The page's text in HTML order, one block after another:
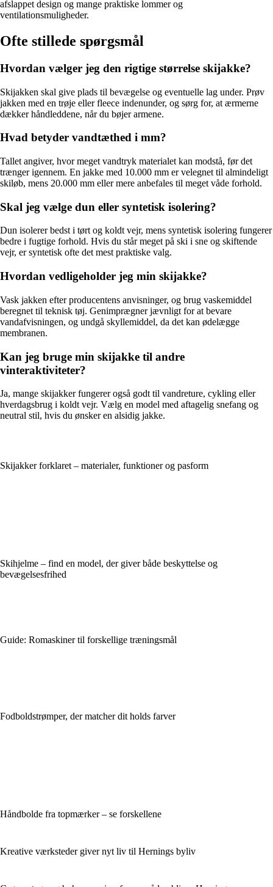
afslappet design og mange praktiske lommer og
ventilationsmuligheder.
Ofte stillede spørgsmål
Hvordan vælger jeg den rigtige størrelse skijakke?
Skijakken skal give plads til bevægelse og eventuelle lag under. Prøv
jakken med en trøje eller fleece indenunder, og sørg for, at ærmerne
dækker håndleddene, når du bøjer armene.
Hvad betyder vandtæthed i mm?
Tallet angiver, hvor meget vandtryk materialet kan modstå, før det
trænger igennem. En jakke med 10.000 mm er velegnet til almindeligt
skiløb, mens 20.000 mm eller mere anbefales til meget våde forhold.
Skal jeg vælge dun eller syntetisk isolering?
Dun isolerer bedst i tørt og koldt vejr, mens syntetisk isolering fungerer
bedre i fugtige forhold. Hvis du står meget på ski i sne og skiftende
vejr, er syntetisk ofte det mest praktiske valg.
Hvordan vedligeholder jeg min skijakke?
Vask jakken efter producentens anvisninger, og brug vaskemiddel
beregnet til teknisk tøj. Genimprægner jævnligt for at bevare
vandafvisningen, og undgå skyllemiddel, da det kan ødelægge
membranen.
Kan jeg bruge min skijakke til andre
vinteraktiviteter?
Ja, mange skijakker fungerer også godt til vandreture, cykling eller
hverdagsbrug i koldt vejr. Vælg en model med aftagelig snefang og
neutral stil, hvis du ønsker en alsidig jakke.
Skijakker forklaret – materialer, funktioner og pasform
Skihjelme – find en model, der giver både beskyttelse og
bevægelsesfrihed
Guide: Romaskiner til forskellige træningsmål
Fodboldstrømper, der matcher dit holds farver
Håndbolde fra topmærker – se forskellene
Kreative værksteder giver nyt liv til Hernings byliv